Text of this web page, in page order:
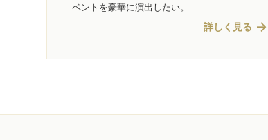
ベントを豪華に演出したい。
詳しく見る arrow_forward